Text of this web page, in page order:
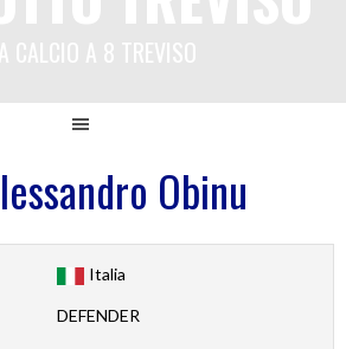
Obinu
Italia
DEFENDER